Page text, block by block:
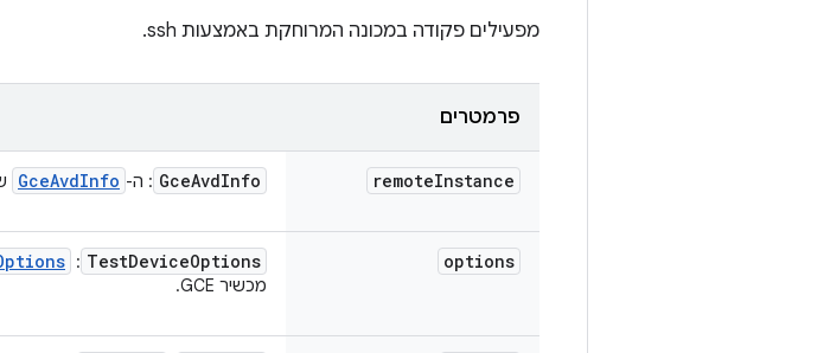
מפעילים פקודה במכונה המרוחקת באמצעות ssh.
פרמטרים
remoteInstance
GceAvdInfo : ה- GceAvdInfo
options
TestDeviceOptions
:
מכשיר GCE.